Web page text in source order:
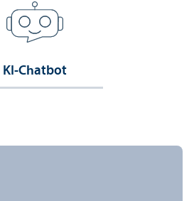
KI-Chatbot